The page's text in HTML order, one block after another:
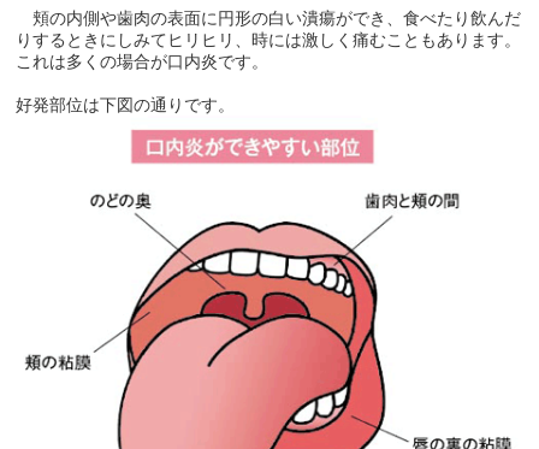
頬の内側や歯肉の表面に円形の白い潰瘍ができ、食べたり飲んだ
りするときにしみてヒリヒリ、時には激しく痛むこともあります。
これは多くの場合が口内炎です。
好発部位は下図の通りです。